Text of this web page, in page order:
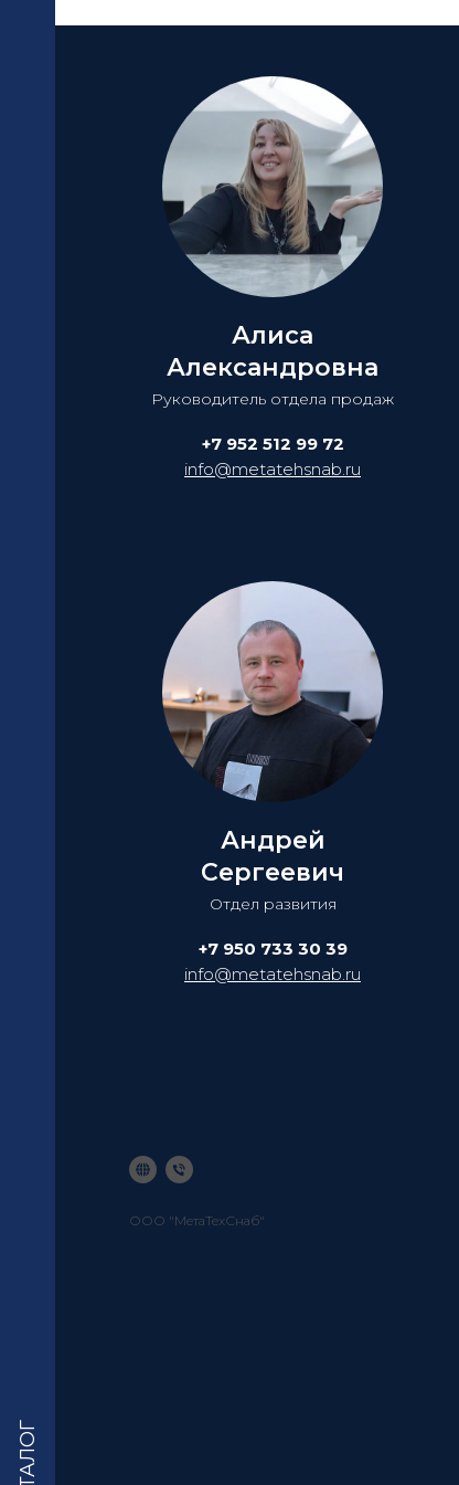
КАТАЛОГ
Алиса
Александровна
Руководитель отдела продаж
+7 952 512 99 72
info@metatehsnab.ru
Андрей
Сергеевич
Отдел развития
+7 950 733 30 39
info@metatehsnab.ru
ООО "МетаТехСнаб"